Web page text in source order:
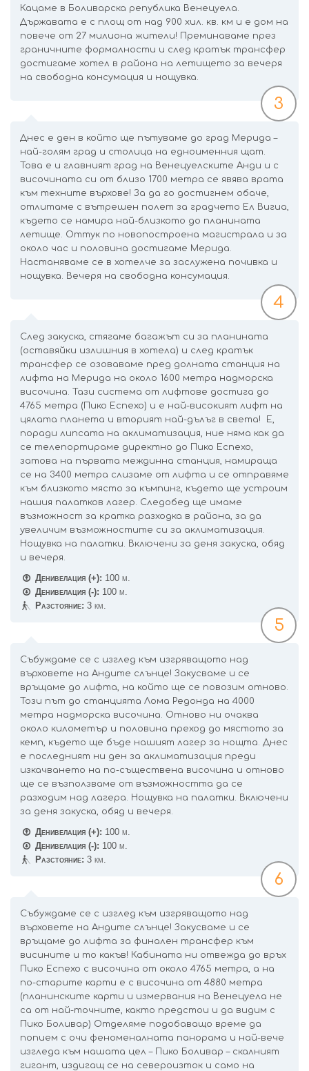
Кацаме в Боливарска република Венецуела.
Държавата е с площ от над 900 хил. кв. км и е дом на
повече от 27 милиона жители! Преминаваме през
граничните формалности и след кратък трансфер
достигаме хотел в района на летището за вечеря
на свободна консумация и нощувка.
3
Днес е ден в който ще пътуваме до град Мерида –
най-голям град и столица на едноименния щат.
Това е и главният град на Венецуелските Анди и с
височината си от близо 1700 метра се явява врата
към техните върхове! За да го достигнем обаче,
отлитаме с вътрешен полет за градчето Ел Вигиа,
където се намира най-близкото до планината
летище. Оттук по новопостроена магистрала и за
около час и половина достигаме Мерида.
Настаняваме се в хотелче за заслужена почивка и
нощувка. Вечеря на свободна консумация.
4
След закуска, стягаме багажът си за планината
(оставяйки излишния в хотела) и след кратък
трансфер се озоваваме пред долната станция на
лифта на Мерида на около 1600 метра надморска
височина. Тази система от лифтове достига до
4765 метра (Пико Еспехо) и е най-високият лифт на
цялата планета и вторият най-дълъг в света! Е,
поради липсата на аклиматизация, ние няма как да
се телепортираме директно до Пико Еспехо,
затова на първата междинна станция, намираща
се на 3400 метра слизаме от лифта и се отправяме
към близкото място за къмпинг, където ще устроим
нашия палатков лагер. Следобед ще имаме
възможност за кратка разходка в района, за да
увеличим възможностите си за аклиматизация.
Нощувка на палатки. Включени за деня закуска, обяд
и вечеря.
Денивелация (+): 100 м.
Денивелация (-): 100 м.
Разстояние: 3 км.
5
Събуждаме се с изглед към изгряващото над
върховете на Андите слънце! Закусваме и се
връщаме до лифта, на който ще се повозим отново.
Този път до станцията Лома Редонда на 4000
метра надморска височина. Отново ни очаква
около километър и половина преход до мястото за
кемп, където ще бъде нашият лагер за нощта. Днес
е последният ни ден за аклиматизация преди
изкачването на по-съществена височина и отново
ще се възползваме от възможността да се
разходим над лагера. Нощувка на палатки. Включени
за деня закуска, обяд и вечеря.
Денивелация (+): 100 м.
Денивелация (-): 100 м.
Разстояние: 3 км.
6
Събуждаме се с изглед към изгряващото над
върховете на Андите слънце! Закусваме и се
връщаме до лифта за финален трансфер към
висините и то какъв! Кабината ни отвежда до връх
Пико Еспехо с височина от около 4765 метра, а на
по-старите карти е с височина от 4880 метра
(планинските карти и измервания на Венецуела не
са от най-точните, както предстои и да видим с
Пико Боливар) Отделяме подобаващо време да
попием с очи феноменалната панорама и най-вече
изгледа към нашата цел – Пико Боливар – скалният
гигант, издигащ се на североизток и само на